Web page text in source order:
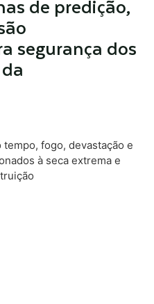
de predição,
segurança dos
fogo, devastação e
à seca extrema e